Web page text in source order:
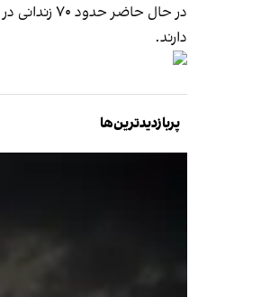
دارند.
پربازدیدترین‌ها